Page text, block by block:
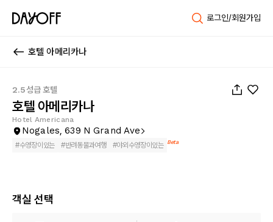
로그인/회원가입
호텔 아메리카나
2.5성급 호텔
호텔 아메리카나
Hotel Americana
Nogales, 639 N Grand Ave
#수영장이있는 #반려동물과여행 #야외수영장이있는 Beta
객실 선택